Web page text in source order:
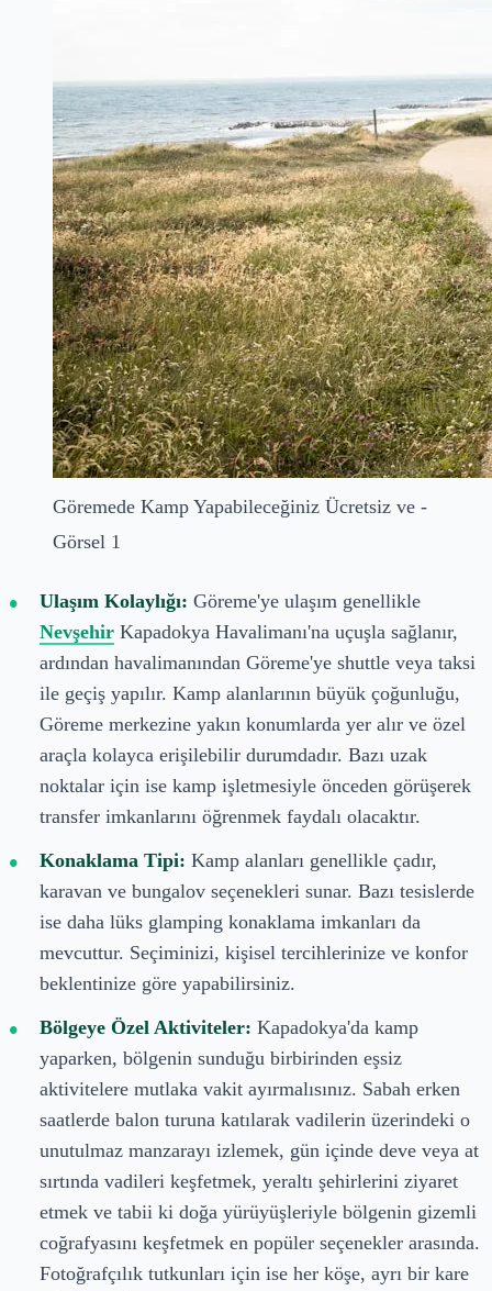
Göremede Kamp Yapabileceğiniz Ücretsiz ve -
Görsel 1
Ulaşım Kolaylığı: Göreme'ye ulaşım genellikle
Nevşehir Kapadokya Havalimanı'na uçuşla sağlanır,
ardından havalimanından Göreme'ye shuttle veya taksi
ile geçiş yapılır. Kamp alanlarının büyük çoğunluğu,
Göreme merkezine yakın konumlarda yer alır ve özel
araçla kolayca erişilebilir durumdadır. Bazı uzak
noktalar için ise kamp işletmesiyle önceden görüşerek
transfer imkanlarını öğrenmek faydalı olacaktır.
Konaklama Tipi: Kamp alanları genellikle çadır,
karavan ve bungalov seçenekleri sunar. Bazı tesislerde
ise daha lüks glamping konaklama imkanları da
mevcuttur. Seçiminizi, kişisel tercihlerinize ve konfor
beklentinize göre yapabilirsiniz.
Bölgeye Özel Aktiviteler: Kapadokya'da kamp
yaparken, bölgenin sunduğu birbirinden eşsiz
aktivitelere mutlaka vakit ayırmalısınız. Sabah erken
saatlerde balon turuna katılarak vadilerin üzerindeki o
unutulmaz manzarayı izlemek, gün içinde deve veya at
sırtında vadileri keşfetmek, yeraltı şehirlerini ziyaret
etmek ve tabii ki doğa yürüyüşleriyle bölgenin gizemli
coğrafyasını keşfetmek en popüler seçenekler arasında.
Fotoğrafçılık tutkunları için ise her köşe, ayrı bir kare